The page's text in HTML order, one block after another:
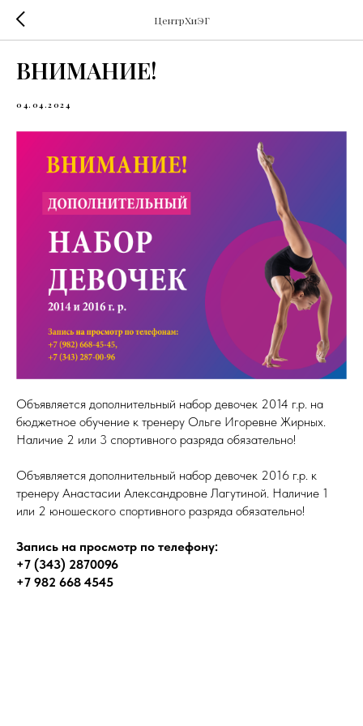
ЦентрХиЭГ
ВНИМАНИЕ!
04.04.2024
Объявляется дополнительный набор девочек 2014 г.р. на
бюджетное обучение к тренеру Ольге Игоревне Жирных.
Наличие 2 или 3 спортивного разряда обязательно!
Объявляется дополнительный набор девочек 2016 г.р. к
тренеру Анастасии Александровне Лагутиной. Наличие 1
или 2 юношеского спортивного разряда обязательно!
Запись на просмотр по телефону:
+7 (343) 2870096
+7 982 668 4545